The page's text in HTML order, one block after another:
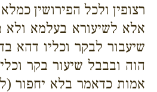
רצופין ולכל הפירושין
אלא לשיעורא בעלמא ולא
שיעבור לבקר וכליו דהא
הוה ובבבל שיעור בקר
אמות כדאמר בלא יחפור